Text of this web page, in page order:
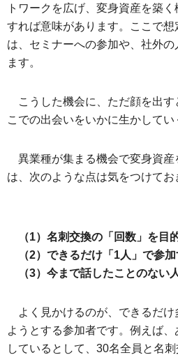
トワークを広げ、変身資産を築
すれば意味があります。ここで
は、セミナーへの参加や、社外
ます。
こうした機会に、ただ顔を出
こでの出会いをいかに生かしてい
異業種が集まる機会で変身資
は、次のような点は気をつけてお
（1）名刺交換の「回数」を目
（2）できるだけ「1人」で参
（3）今まで話したことのない
よく見かけるのが、できるだ
ようとする参加者です。例えば
しているとして、30名全員と名